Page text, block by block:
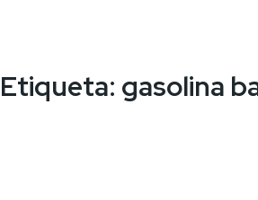
Etiqueta: gasolina